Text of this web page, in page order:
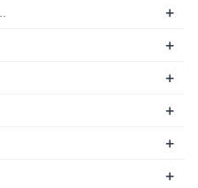
+
+
+
+
+
+